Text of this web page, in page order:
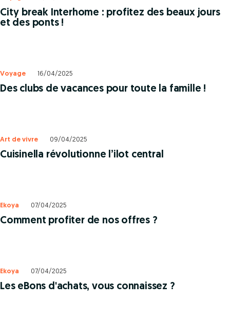
City break Interhome : profitez des beaux jours
et des ponts !
Voyage 16/04/2025
Des clubs de vacances pour toute la famille !
Art de vivre 09/04/2025
Cuisinella révolutionne l’ilot central
Ekoya 07/04/2025
Comment profiter de nos offres ?
Ekoya 07/04/2025
Les eBons d'achats, vous connaissez ?